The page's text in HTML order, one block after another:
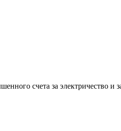
счета за электричество